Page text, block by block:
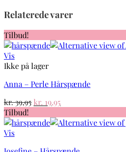
Relaterede varer
Tilbud!
Vis
Ikke på lager
Anna – Perle Hårspænde
kr.39,95Den
pris
kr. 19,95
pris
Tilbud!
Vis